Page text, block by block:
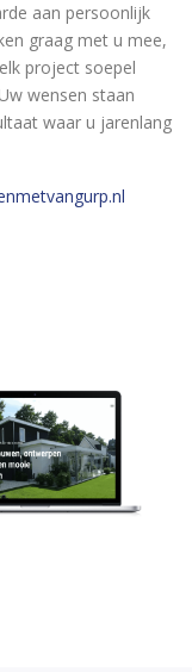
aan persoonlijk
graag met u mee,
project soepel
wensen staan
waar u jarenlang